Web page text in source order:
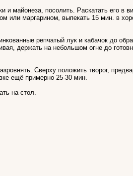
и майонеза, посолить. Раскатать его в
или маргарином, выпекать 15 мин. в
репчатый лук и кабачок до
держать на небольшом огне до
Сверху положить творог,
ещё примерно 25-30 мин.
на стол.